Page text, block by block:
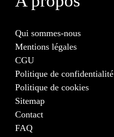
Qui sommes-nous
Mentions légales
CGU
Politique de confidentialité
Politique de cookies
Sitemap
Contact
FAQ